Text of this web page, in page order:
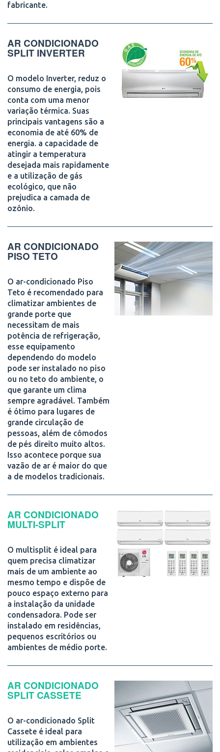
fabricante.
AR CONDICIONADO
SPLIT INVERTER
O modelo Inverter, reduz o
consumo de energia, pois
conta com uma menor
variação térmica. Suas
principais vantagens são a
economia de até 60% de
energia. a capacidade de
atingir a temperatura
desejada mais rapidamente
e a utilização de gás
ecológico, que não
prejudica a camada de
ozônio.
AR CONDICIONADO
PISO TETO
O ar-condicionado Piso
Teto é recomendado para
climatizar ambientes de
grande porte que
necessitam de mais
potência de refrigeração,
esse equipamento
dependendo do modelo
pode ser instalado no piso
ou no teto do ambiente, o
que garante um clima
sempre agradável. Também
é ótimo para lugares de
grande circulação de
pessoas, além de cômodos
de pés direito muito altos.
Isso acontece porque sua
vazão de ar é maior do que
a de modelos tradicionais.
AR CONDICIONADO
MULTI-SPLIT
O multisplit é ideal para
quem precisa climatizar
mais de um ambiente ao
mesmo tempo e dispõe de
pouco espaço externo para
a instalação da unidade
condensadora. Pode ser
instalado em residências,
pequenos escritórios ou
ambientes de médio porte.
AR CONDICIONADO
SPLIT CASSETE
O ar-condicionado Split
Cassete é ideal para
utilização em ambientes